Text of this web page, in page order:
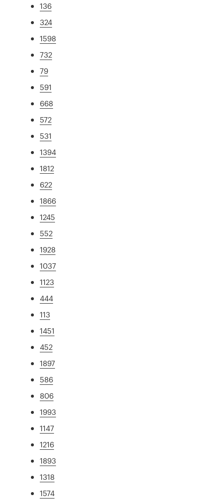
136
324
1598
732
79
591
668
572
531
1394
1812
622
1866
1245
552
1928
1037
1123
444
113
1451
452
1897
586
806
1993
1147
1216
1893
1318
1574